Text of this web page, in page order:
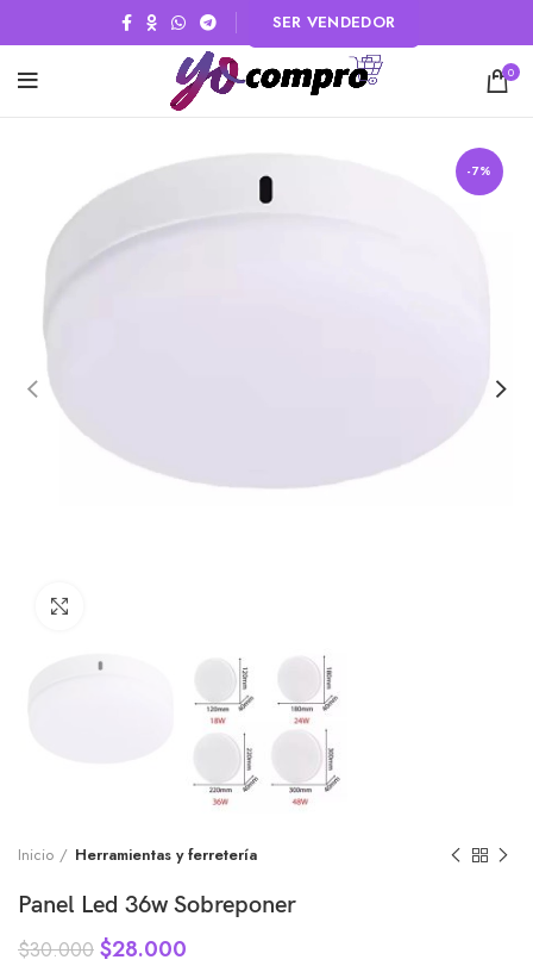
SER VENDEDOR
0
-7%
Inicio Herramientas y ferretería
Panel Led 36w Sobreponer
$30.000 $28.000